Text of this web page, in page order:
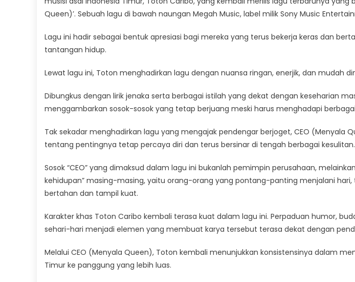
Queen)’. Sebuah lagu di bawah naungan Megah Music, label milik Sony Music
Lagu ini hadir sebagai bentuk apresiasi bagi mereka yang terus bekerja keras dan
tantangan hidup.
Lewat lagu ini, Toton menghadirkan lagu dengan nuansa ringan, enerjik, dan mudah
Dibungkus dengan lirik jenaka serta berbagai istilah yang dekat dengan keseharian
menggambarkan sosok-sosok yang tetap berjuang meski harus menghadapi
Tak sekadar menghadirkan lagu yang mengajak pendengar berjoget, CEO (Menyala
tentang pentingnya tetap percaya diri dan terus bersinar di tengah berbagai kesulitan.
Sosok “CEO” yang dimaksud dalam lagu ini bukanlah pemimpin perusahaan,
kehidupan” masing-masing, yaitu orang-orang yang pontang-panting menjalani
bertahan dan tampil kuat.
Karakter khas Toton Caribo kembali terasa kuat dalam lagu ini. Perpaduan humor,
sehari-hari menjadi elemen yang membuat karya tersebut terasa dekat dengan
Melalui CEO (Menyala Queen), Toton kembali menunjukkan konsistensinya dalam
Timur ke panggung yang lebih luas.